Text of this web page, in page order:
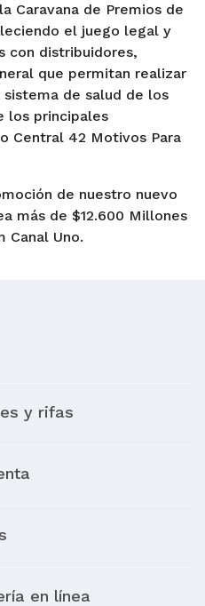
Caravana de Premios de
el juego legal y
con distribuidores,
que permitan realizar
de salud de los
los principales
Central 42 Motivos Para
de nuestro nuevo
más de $12.600 Millones
Canal Uno.
y rifas
en línea